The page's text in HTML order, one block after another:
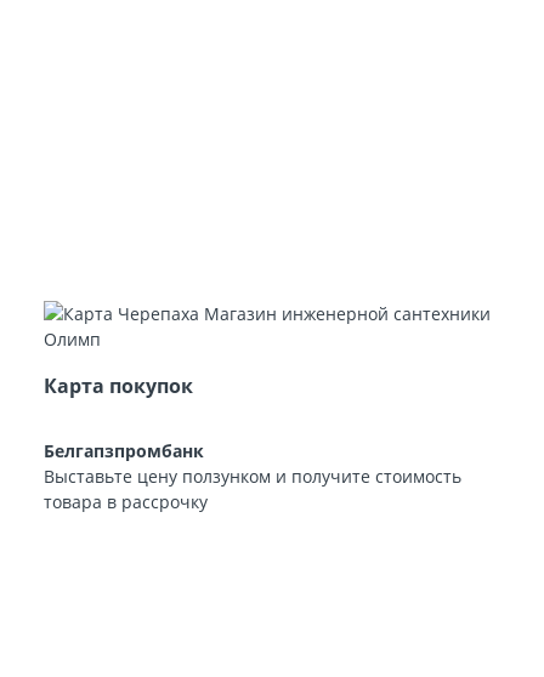
Карта покупок
Белгапзпромбанк
Выставьте цену ползунком и получите стоимость
товара в рассрочку